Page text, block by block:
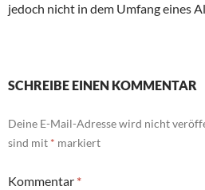
jedoch nicht in dem Umfang eines
SCHREIBE EINEN KOMMENTAR
Deine E-Mail-Adresse wird nicht
sind mit * markiert
Kommentar *